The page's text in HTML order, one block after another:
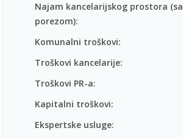
Najam kancelarijskog prostora (sa
porezom):
Komunalni troškovi:
Troškovi kancelarije:
Troškovi PR-a:
Kapitalni troškovi:
Ekspertske usluge: